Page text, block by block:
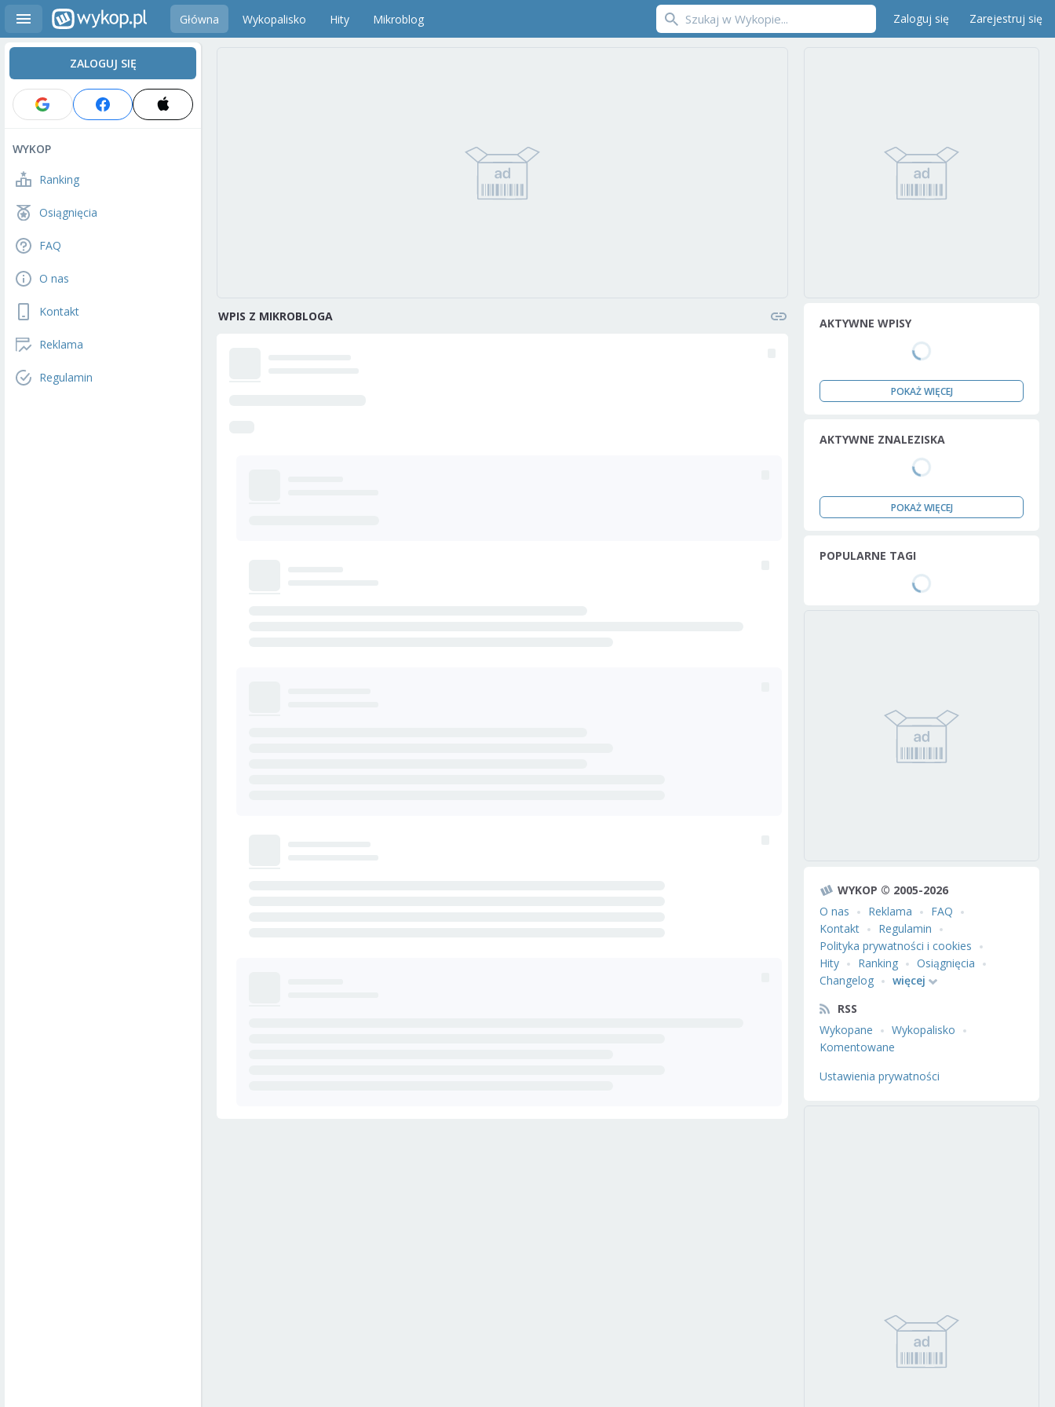
Główna Wykopalisko Hity Mikroblog Zaloguj się Zarejestruj się
ZALOGUJ SIĘ
WYKOP
Ranking
Osiągnięcia
FAQ
O nas
Kontakt
Reklama
Regulamin
WPIS Z MIKROBLOGA AKTYWNE WPISY
POKAŻ WIĘCEJ
AKTYWNE ZNALEZISKA
POKAŻ WIĘCEJ
POPULARNE TAGI
WYKOP © 2005-2026
O nas
Reklama
FAQ
Kontakt
Regulamin
Polityka prywatności i cookies
Hity
Ranking
Osiągnięcia
Changelog
więcej
RSS
Wykopane
Wykopalisko
Komentowane
Ustawienia prywatności